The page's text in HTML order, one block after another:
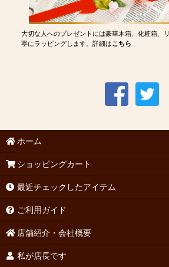
大切な人へのプレゼントには豪華木箱、化粧箱、
寧にラッピングします。詳細はこちら
ホーム
ショッピングカート
最近チェックしたアイテム
ご利用ガイド
店舗紹介・会社概要
私が店長です